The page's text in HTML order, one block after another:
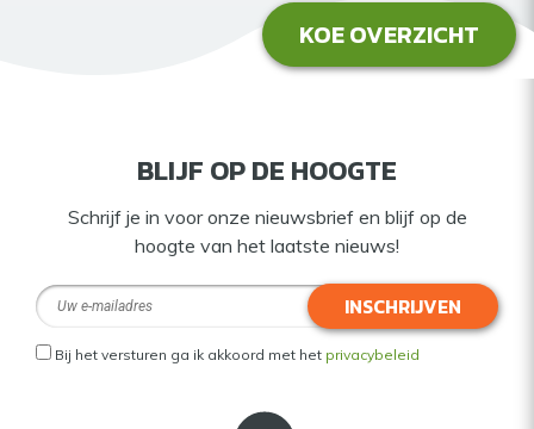
KOE OVERZICHT
BLIJF OP DE HOOGTE
Schrijf je in voor onze nieuwsbrief en blijf op de
hoogte van het laatste nieuws!
INSCHRIJVEN
Bij het versturen ga ik akkoord met het privacybeleid